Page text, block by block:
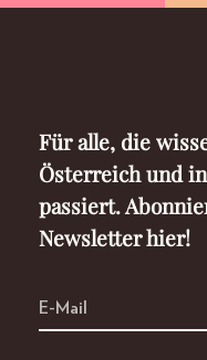
Für alle, die
Österreich und
passiert.
Newsletter hier!